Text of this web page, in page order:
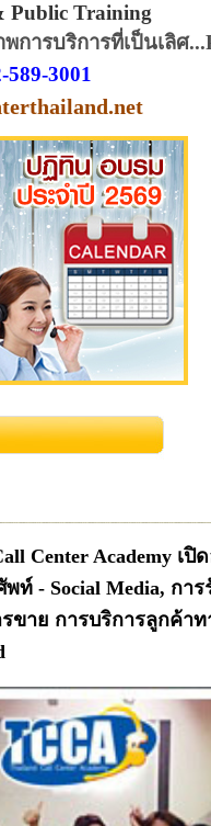
Public Training
ารบริการที่เป็นเลิศ
589-3001
Center Academy เ
ท์ - Social Media, กา
รขาย การบริการลูกค้า